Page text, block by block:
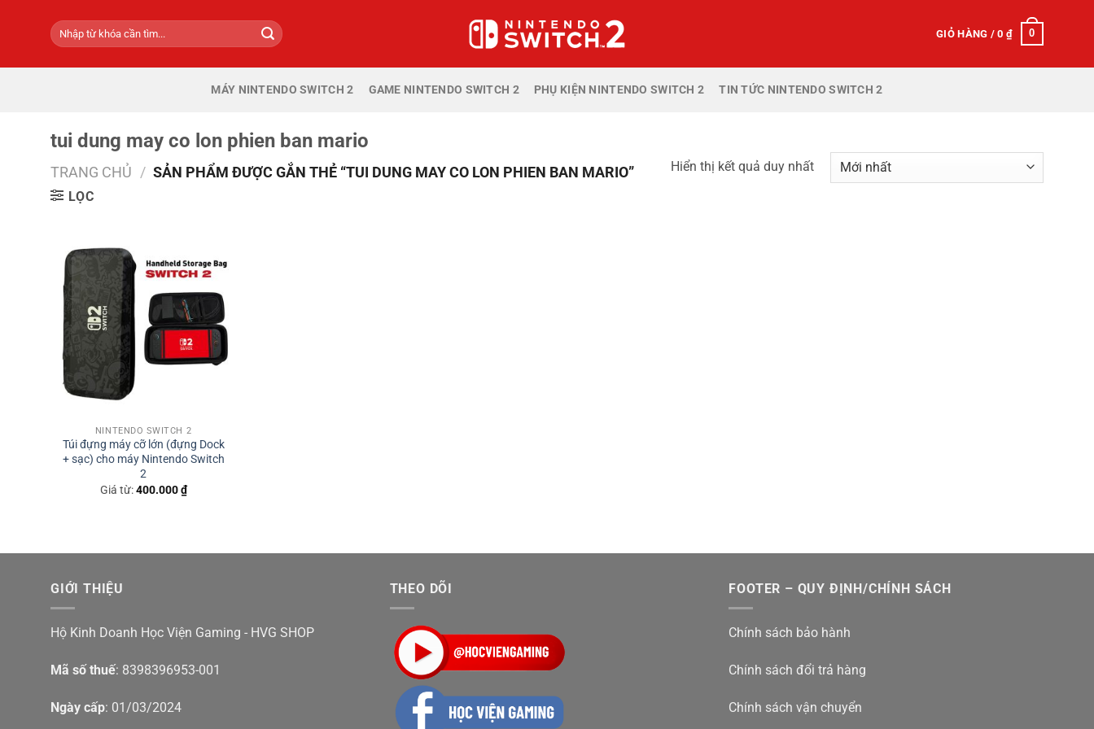
dung
Tìm
kiếm:
GIỎ HÀNG /0 ₫ 0
MÁY NINTENDO SWITCH 2 GAME NINTENDO SWITCH 2 PHỤ KIỆN NINTENDO SWITCH 2 TIN TỨC NINTENDO SWITCH 2
tui dung may co lon phien ban mario
TRANG CHỦ / SẢN PHẨM ĐƯỢC GẮN THẺ “TUI DUNG MAY CO LON PHIEN BAN MARIO”
LỌC
Hiển thị kết quả duy nhất
NINTENDO SWITCH 2
Túi đựng máy cỡ lớn (đựng Dock
+ sạc) cho máy Nintendo Switch
2
Giá từ:400.000₫
GIỚI THIỆU
Hộ Kinh Doanh Học Viện Gaming - HVG SHOP
Mã số thuế: 8398396953-001
Ngày cấp: 01/03/2024
THEO DÕI FOOTER – QUY ĐỊNH/CHÍNH SÁCH
Chính sách bảo hành
Chính sách đổi trả hàng
Chính sách vận chuyển